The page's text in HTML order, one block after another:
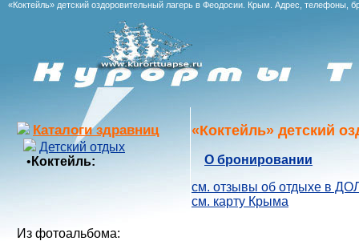
«Коктейль» детский оздоровительный лагерь в Феодосии. Крым. Адрес, телефоны,
Каталоги здравниц
Детский отдых
• Коктейль:
Из фотоальбома:
«Коктейль» детский
О бронировании
см. отзывы об отдыхе в
см. карту Крыма